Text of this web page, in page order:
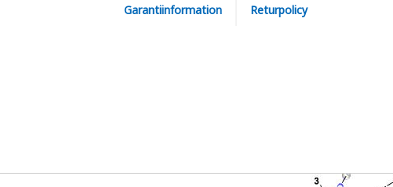
Garantiinformation Returpolicy